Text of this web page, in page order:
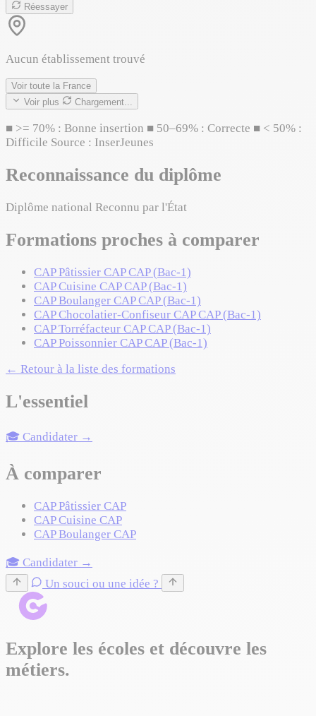
Réessayer
Aucun établissement trouvé
Voir toute la France
Voir plus
Chargement...
■ >= 70% : Bonne insertion ■ 50–69% : Correcte ■ < 50% :
Difficile Source : InserJeunes
Reconnaissance du diplôme
Diplôme national Reconnu par l'État
Formations proches à comparer
CAP Pâtissier CAPCAP (Bac-1)
CAP Cuisine CAPCAP (Bac-1)
CAP Boulanger CAPCAP (Bac-1)
CAP Chocolatier-Confiseur CAPCAP (Bac-1)
CAP Torréfacteur CAPCAP (Bac-1)
CAP Poissonnier CAPCAP (Bac-1)
← Retour à la liste des formations
L'essentiel
🎓 Candidater →
À comparer
CAP Pâtissier CAP
CAP Cuisine CAP
CAP Boulanger CAP
🎓 Candidater →
Un souci ou une idée ?
Explore les écoles et découvre les
métiers.